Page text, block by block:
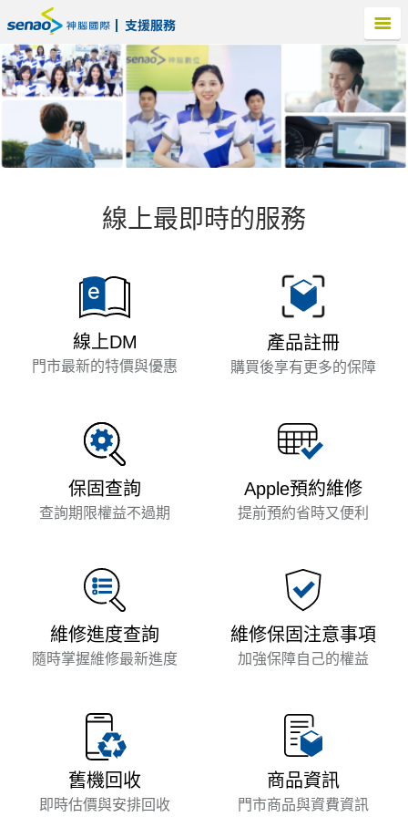
線上最即時的服務
線上DM
門市最新的特價與優惠
產品註冊
購買後享有更多的保障
保固查詢
查詢期限權益不過期
Apple預約維修
提前預約省時又便利
維修進度查詢
隨時掌握維修最新進度
維修保固注意事項
加強保障自己的權益
舊機回收
即時估價與安排回收
商品資訊
門市商品與資費資訊